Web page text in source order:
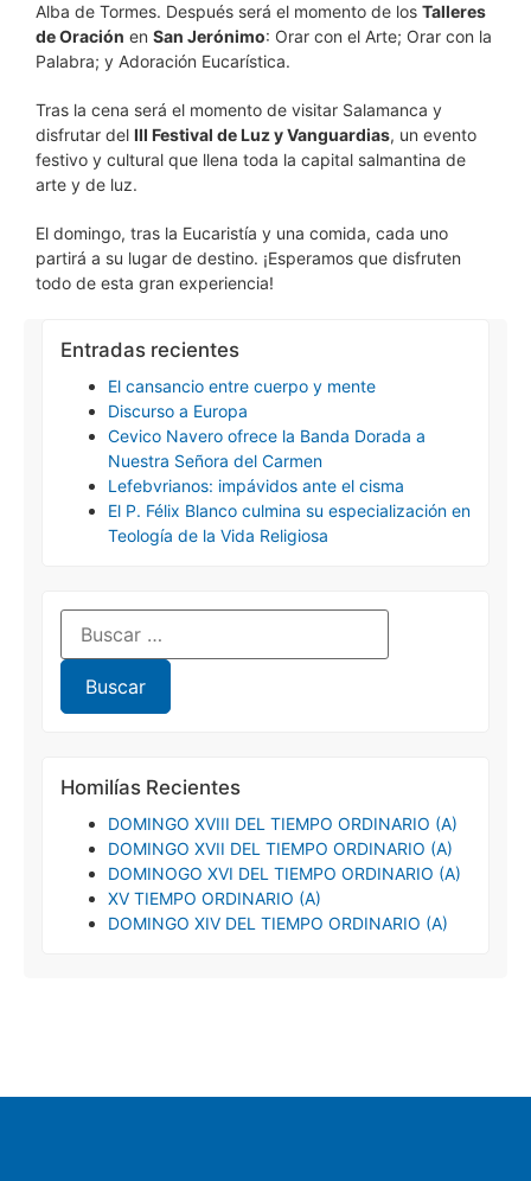
Alba de Tormes. Después será el momento de los Talleres
de Oración en San Jerónimo: Orar con el Arte; Orar con la
Palabra; y Adoración Eucarística.
Tras la cena será el momento de visitar Salamanca y
disfrutar del III Festival de Luz y Vanguardias, un evento
festivo y cultural que llena toda la capital salmantina de
arte y de luz.
El domingo, tras la Eucaristía y una comida, cada uno
partirá a su lugar de destino. ¡Esperamos que disfruten
todo de esta gran experiencia!
Entradas recientes
El cansancio entre cuerpo y mente
Discurso a Europa
Cevico Navero ofrece la Banda Dorada a
Nuestra Señora del Carmen
Lefebvrianos: impávidos ante el cisma
El P. Félix Blanco culmina su especialización en
Teología de la Vida Religiosa
Homilías Recientes
DOMINGO XVIII DEL TIEMPO ORDINARIO (A)
DOMINGO XVII DEL TIEMPO ORDINARIO (A)
DOMINOGO XVI DEL TIEMPO ORDINARIO (A)
XV TIEMPO ORDINARIO (A)
DOMINGO XIV DEL TIEMPO ORDINARIO (A)